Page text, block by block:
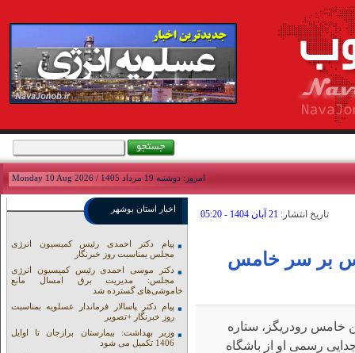
امروز: دوشنبه 19 مرداد 1405 / Monday 10 Aug 2026
تاريخ انتشار: 21 آبان 1404 - 05:20
بر سر خامس
خامس رودریگز، ستاره
رسمی او از باشگاه
اخبار استان بوشهر
پیام دکتر احمدی رئیس کمیسیون انرژی
مجلس یمناسبت روز خبرنگار
دکتر موسی احمدی رئیس کمیسیون انرژی
مجلس: مدیریت برق امسال مانع
خاموشی‌های گسترده شد
پیام دکتر پاسالار فرماندار عسلویه بمناسبت
روز خبرنگار +تصویر
وزیر بهداشت: بیمارستان برازجان تا اوایل
1406 تکمیل می شود